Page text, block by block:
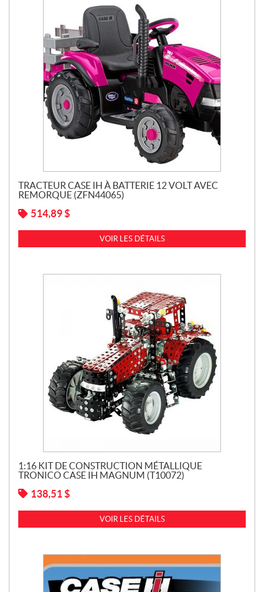
TRACTEUR CASE IH À BATTERIE 12 VOLT AVEC
REMORQUE (ZFN44065)
514,89$
VOIR LES DÉTAILS
1:16 KIT DE CONSTRUCTION MÉTALLIQUE
TRONICO CASE IH MAGNUM (T10072)
138,51 $
VOIR LES DÉTAILS